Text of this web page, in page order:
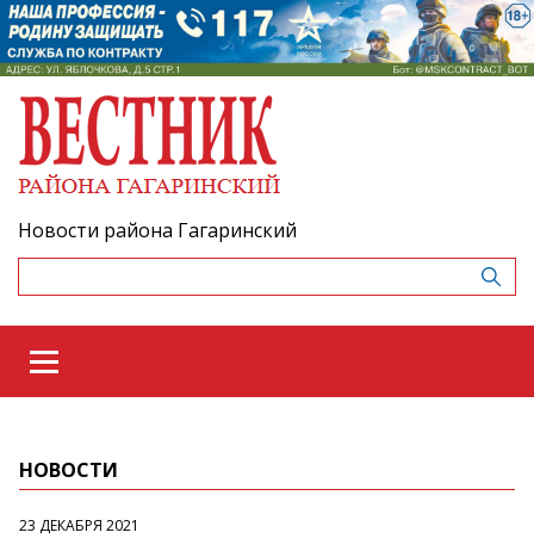
Новости района Гагаринский
НОВОСТИ
23 ДЕКАБРЯ 2021